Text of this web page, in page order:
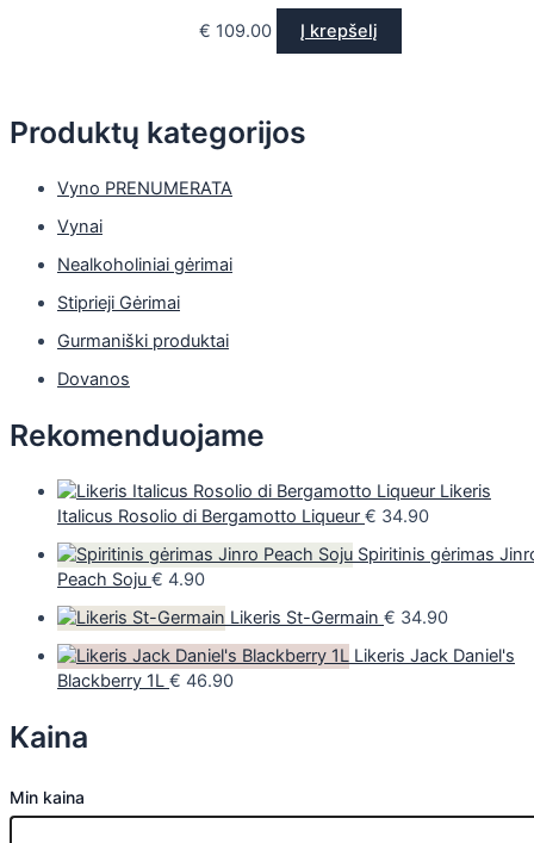
Produktų kategorijos
Vyno PRENUMERATA
Vynai
Nealkoholiniai gėrimai
Stiprieji Gėrimai
Gurmaniški produktai
Dovanos
Rekomenduojame
Likeris
Italicus Rosolio di Bergamotto Liqueur € 34.90
Spiritinis gėrimas
Peach Soju € 4.90
Likeris St-Germain € 34.90
Likeris Jack Daniel's
Blackberry 1L € 46.90
Kaina
Min kaina
€ 109.00 Į krepšelį